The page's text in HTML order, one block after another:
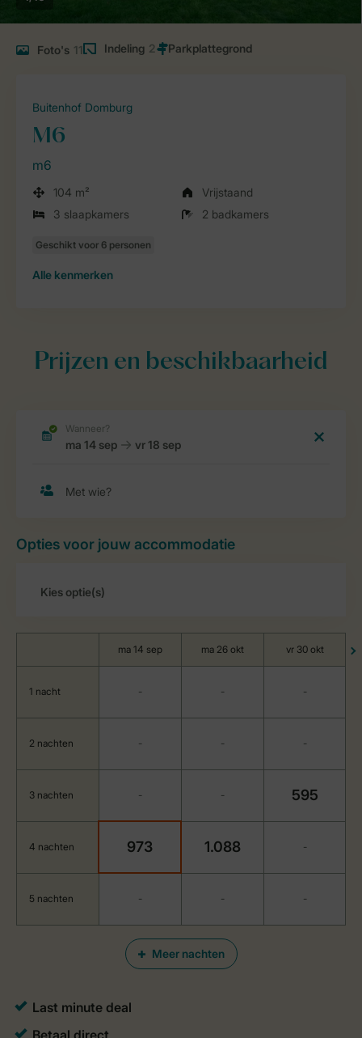
Foto's 11 Indeling 2
Buitenhof Domburg
M6
m6
104 m²
Vrijstaand
3 slaapkamers
2 badkamers
Alle kenmerken
Prijzen en beschikbaarheid
Opties voor jouw accommodatie
Meer nachten
ma 14 sep ma 26 okt vr 30 okt
1 nacht - - -
2 nachten - - -
3 nachten - - 595
4 nachten 973 1.088 -
5 nachten - - -